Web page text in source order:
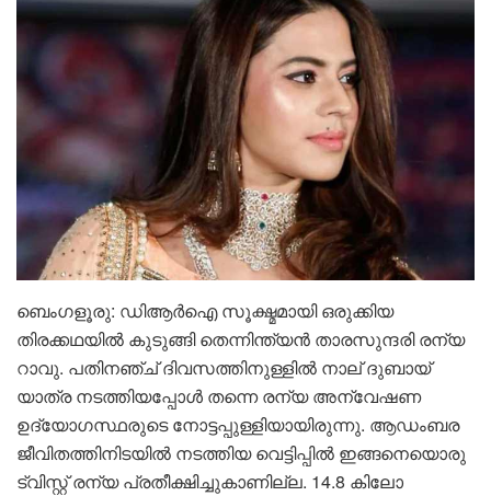
ബെംഗളൂരു: ഡിആർഐ സൂക്ഷ്മമായി ഒരുക്കിയ
തിരക്കഥയിൽ കുടുങ്ങി തെന്നിന്ത്യൻ താരസുന്ദരി രന്യ
റാവു. പതിനഞ്ച് ദിവസത്തിനുള്ളിൽ നാല് ദുബായ്
യാത്ര നടത്തിയപ്പോൾ തന്നെ രന്യ അന്വേഷണ
ഉദ്യോഗസ്ഥരുടെ നോട്ടപ്പുള്ളിയായിരുന്നു. ആഡംബര
ജീവിതത്തിനിടയിൽ നടത്തിയ വെട്ടിപ്പിൽ ഇങ്ങനെയൊരു
ട്വിസ്റ്റ് രന്യ പ്രതീക്ഷിച്ചുകാണില്ല. 14.8 കിലോ